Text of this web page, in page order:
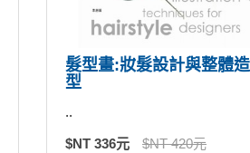
髮型畫:妝髮設計與整體造
型
..
$NT 336元 $NT 420元